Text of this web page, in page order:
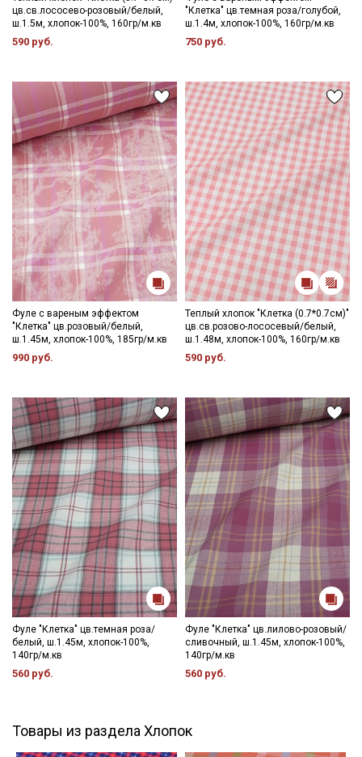
цв.св.лососево-розовый/белый,
ш.1.5м, хлопок-100%, 160гр/м.кв
590 руб.
"Клетка" цв.темная роза/голубой,
ш.1.4м, хлопок-100%, 160гр/м.кв
750 руб.
Фуле с вареным эффектом
"Клетка" цв.розовый/белый,
ш.1.45м, хлопок-100%, 185гр/м.кв
990 руб.
Теплый хлопок "Клетка (0.7*0.7см)"
цв.св.розово-лососевый/белый,
ш.1.48м, хлопок-100%, 160гр/м.кв
590 руб.
Фуле "Клетка" цв.темная роза/
белый, ш.1.45м, хлопок-100%,
140гр/м.кв
560 руб.
Фуле "Клетка" цв.лилово-розовый/
сливочный, ш.1.45м, хлопок-100%,
140гр/м.кв
560 руб.
Товары из раздела Хлопок